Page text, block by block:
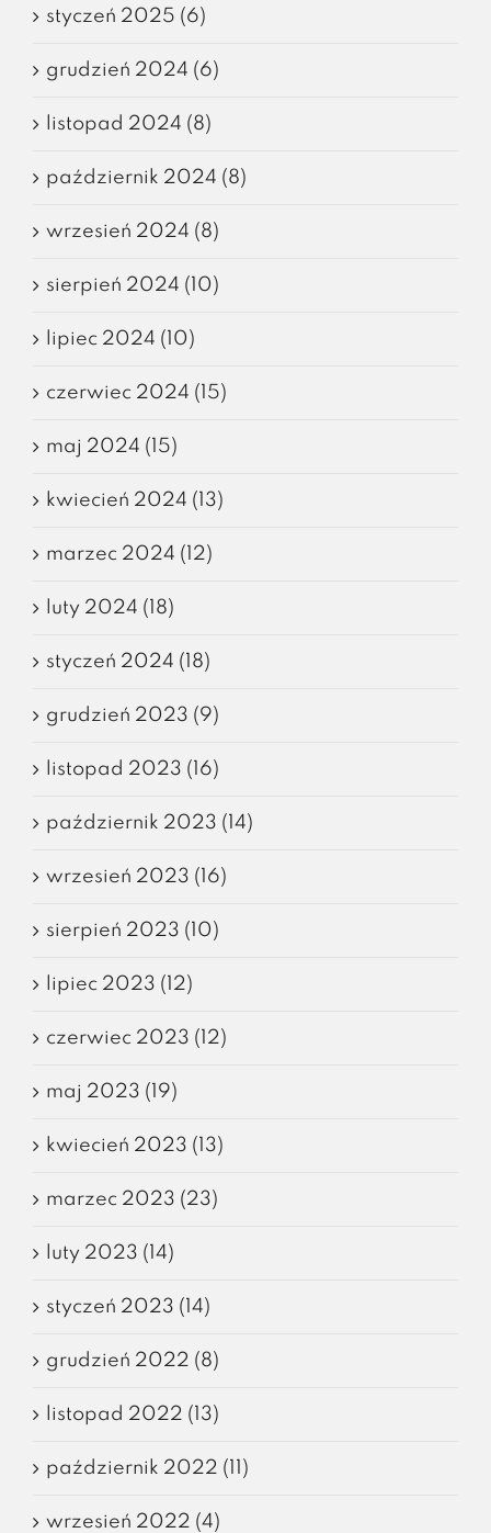
styczeń 2025 (6)
grudzień 2024 (6)
listopad 2024 (8)
październik 2024 (8)
wrzesień 2024 (8)
sierpień 2024 (10)
lipiec 2024 (10)
czerwiec 2024 (15)
maj 2024 (15)
kwiecień 2024 (13)
marzec 2024 (12)
luty 2024 (18)
styczeń 2024 (18)
grudzień 2023 (9)
listopad 2023 (16)
październik 2023 (14)
wrzesień 2023 (16)
sierpień 2023 (10)
lipiec 2023 (12)
czerwiec 2023 (12)
maj 2023 (19)
kwiecień 2023 (13)
marzec 2023 (23)
luty 2023 (14)
styczeń 2023 (14)
grudzień 2022 (8)
listopad 2022 (13)
październik 2022 (11)
wrzesień 2022 (4)